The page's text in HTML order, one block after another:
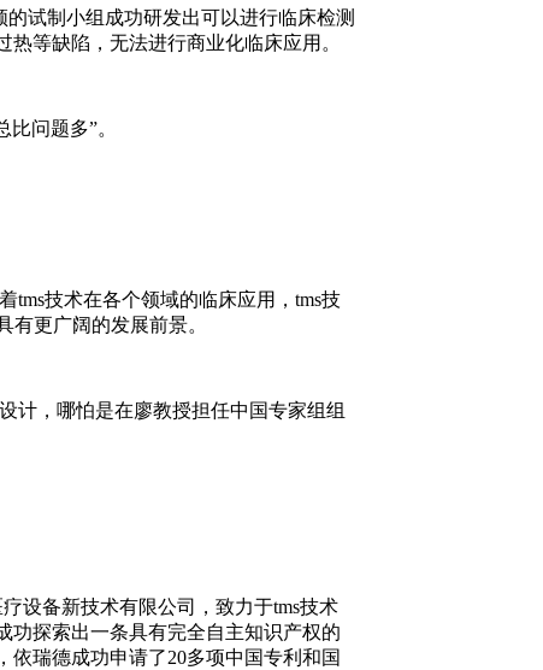
试制小组成功研发出可以进行临床检测
等缺陷，无法进行商业化临床应用。
问题多”。
技术在各个领域的临床应用，tms技
更广阔的发展前景。
，哪怕是在廖教授担任中国专家组组
设备新技术有限公司，致力于tms技术
功探索出一条具有完全自主知识产权的
依瑞德成功申请了20多项中国专利和国